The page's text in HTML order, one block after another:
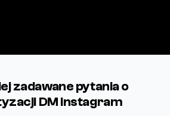
zadawane pytania o
DM Instagram